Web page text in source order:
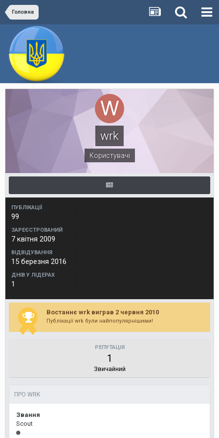
Головна
wrk
Користувачі
ПУБЛІКАЦІЇ
99
ЗАРЕЄСТРОВАНИЙ
7 квітня 2009
ВІДВІДУВАННЯ
15 березня 2016
ДНІВ У ЛІДЕРАХ
1
Востаннє wrk виграв 2 червня 2010
Публікації wrk були найпопулярнішими!
РЕПУТАЦІЯ
1
Звичайний
ПРО WRK
Звання
Scout